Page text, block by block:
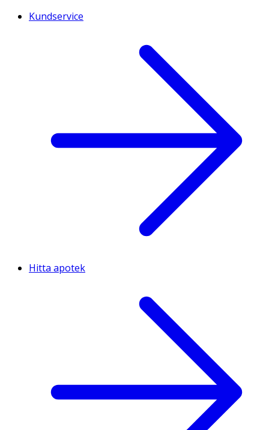
Kundservice
Hitta apotek